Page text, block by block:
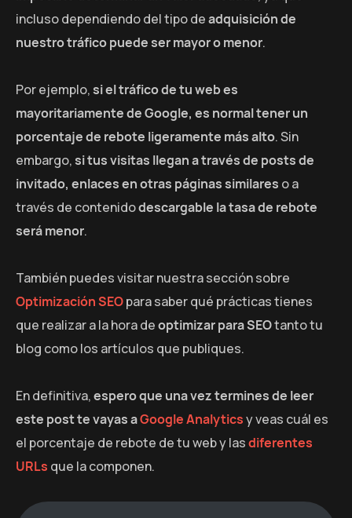
incluso dependiendo del tipo deadquisición de
nuestro tráfico puede ser mayor o menor.
Por ejemplo,si el tráfico de tu web es
mayoritariamente de Google, es normal tener un
porcentaje de rebote ligeramente más alto. Sin
embargo,si tus visitas llegan a través de posts de
invitado, enlaces en otras páginas similares o a
través de contenidodescargable la tasa de rebote
será menor.
También puedes visitar nuestra sección sobre
Optimización SEOpara saber qué prácticas tienes
que realizar a la hora deoptimizar para SEOtanto tu
blog como los artículos que publiques.
En definitiva,espero que una vez termines de leer
este post te vayas aGoogle Analyticsy veas cuál es
el porcentaje de rebote de tu web y lasdiferentes
URLs que la componen.